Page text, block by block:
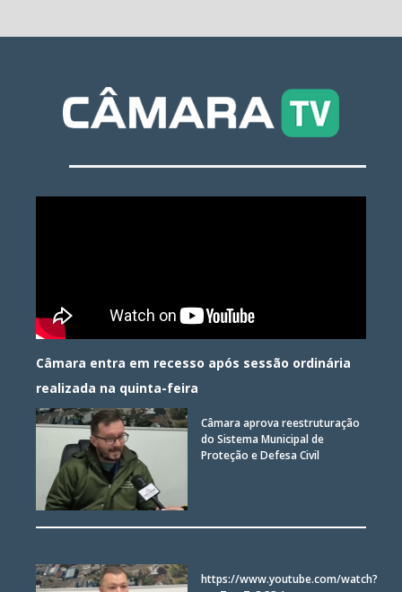
Câmara entra em recesso após sessão ordinária
realizada na quinta-feira
Câmara aprova reestruturação
do Sistema Municipal de
Proteção e Defesa Civil
https://www.youtube.com/watch?